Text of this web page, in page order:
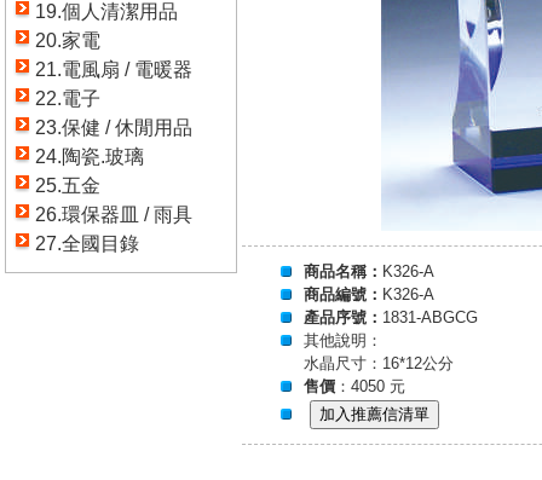
19.個人清潔用品
20.家電
21.電風扇 / 電暖器
22.電子
23.保健 / 休閒用品
24.陶瓷.玻璃
25.五金
26.環保器皿 / 雨具
27.全國目錄
商品名稱： K326-A
商品編號： K326-A
產品序號： 1831-ABGCG
其他說明：
水晶尺寸：16*12公分
售價 ：4050 元